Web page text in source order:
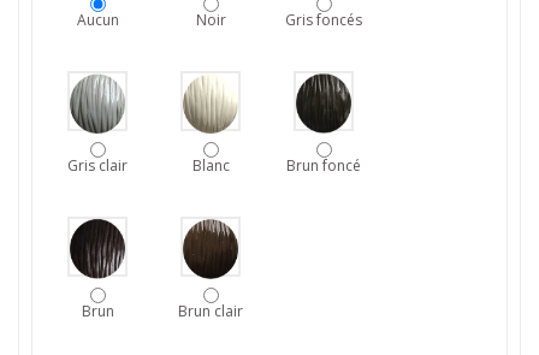
Aucun Noir Gris foncés
Gris clair Blanc Brun foncé
Brun Brun clair